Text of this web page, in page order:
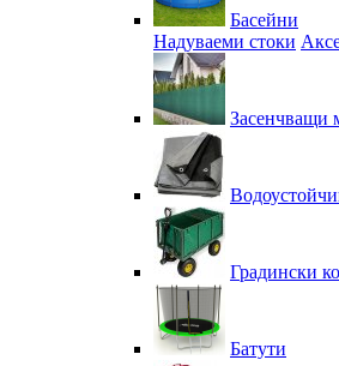
Басейни
Надуваеми стоки
Засенчващи
Градински
Батути